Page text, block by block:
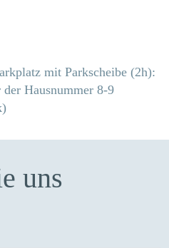
mit Parkscheibe (2h):
der Hausnummer 8-9
uns